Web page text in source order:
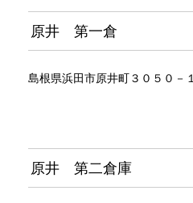
原井 第一倉
島根県浜田市原井町３０５０－１
原井 第二倉庫